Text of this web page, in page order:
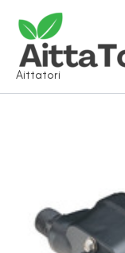
sisältöön
Aittatori